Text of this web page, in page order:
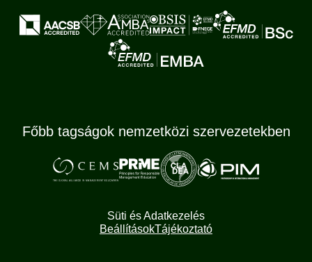
Főbb tagságok nemzetközi szervezetekben
Süti és Adatkezelés
BeállításokTájékoztató